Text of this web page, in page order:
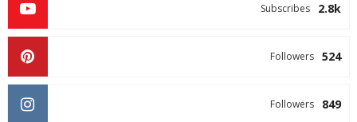
2.8k
Subscribes
524
Followers
849
Followers